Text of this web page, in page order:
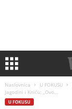
Naslovnica U FOKUSU
Jagodini i Kniću: „Ovo...
U FOKUSU